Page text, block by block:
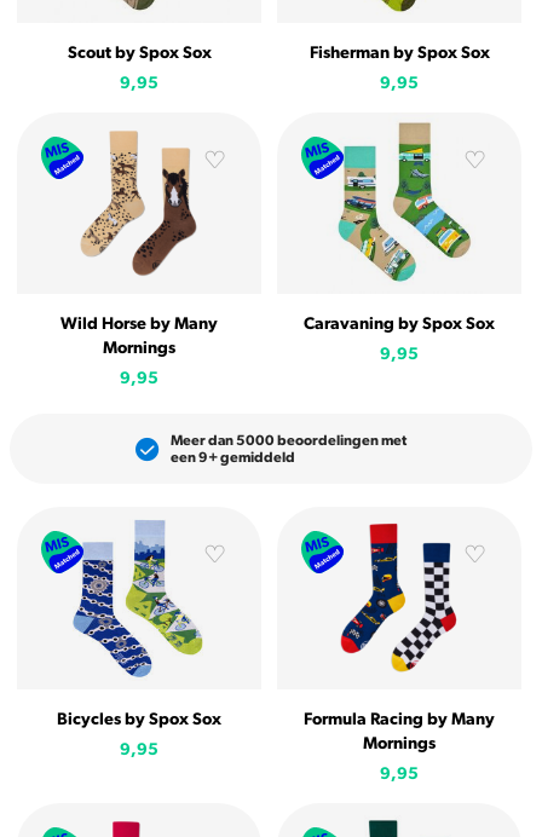
Scout by Spox Sox
9,95
Fisherman by Spox Sox
9,95
Wild Horse by Many
Mornings
9,95
Caravaning by Spox Sox
9,95
Bicycles by Spox Sox
9,95
Formula Racing by Many
Mornings
9,95
Meer dan 5000 beoordelingen met
een 9+ gemiddeld